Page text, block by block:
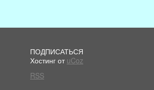
ПОДПИСАТЬСЯ
Хостинг от uCoz
RSS